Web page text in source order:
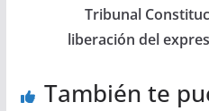
Tribunal
liberación del
También te